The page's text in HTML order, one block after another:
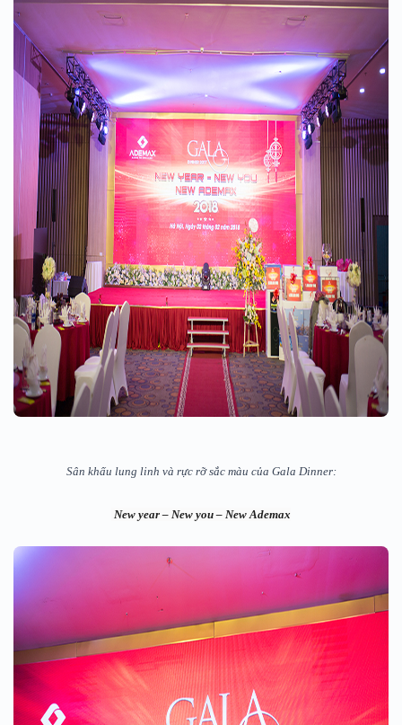
Sân khấu lung linh và rực rỡ sắc màu của Gala Dinner:
New year – New you – New Ademax